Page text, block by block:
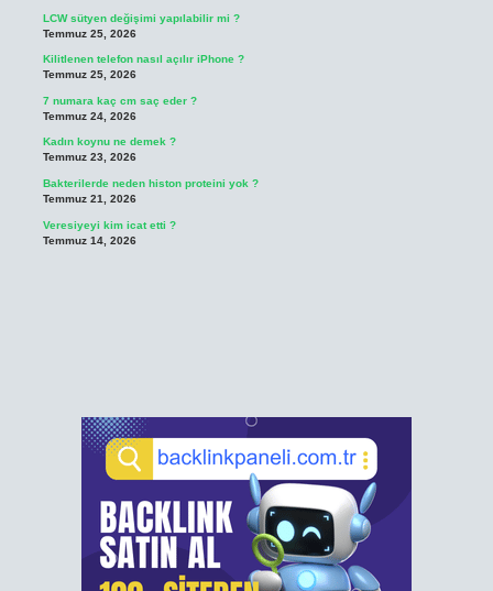
LCW sütyen değişimi yapılabilir mi ?
Temmuz 25, 2026
Kilitlenen telefon nasıl açılır iPhone ?
Temmuz 25, 2026
7 numara kaç cm saç eder ?
Temmuz 24, 2026
Kadın koynu ne demek ?
Temmuz 23, 2026
Bakterilerde neden histon proteini yok ?
Temmuz 21, 2026
Veresiyeyi kim icat etti ?
Temmuz 14, 2026